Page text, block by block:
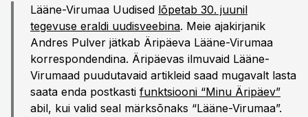
Lääne-Virumaa Uudised lõpetab 30. juunil
tegevuse eraldi uudisveebina. Meie ajakirjanik
Andres Pulver jätkab Äripäeva Lääne-Virumaa
korrespondendina. Äripäevas ilmuvaid Lääne-
Virumaad puudutavaid artikleid saad mugavalt lasta
saata enda postkasti funktsiooni “Minu Äripäev”
abil, kui valid seal märksõnaks “Lääne-Virumaa”.